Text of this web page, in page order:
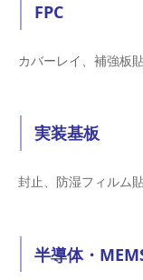
FPC
カバーレイ、補強板
実装基板
封止、防湿フィルム
半導体・